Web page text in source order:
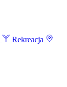
Rekreacja